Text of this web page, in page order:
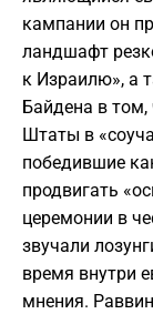
кампании он
ландшафт
к Израилю», а
Байдена в
Штаты в
победившие
продвигать
церемонии в
звучали
время внутри
мнения.